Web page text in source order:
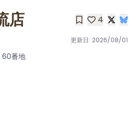
店 4
更新日: 2026/08/01
60番地